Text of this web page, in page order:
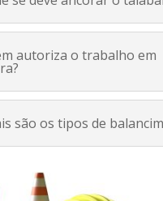
autoriza o trabalho em
são os tipos de